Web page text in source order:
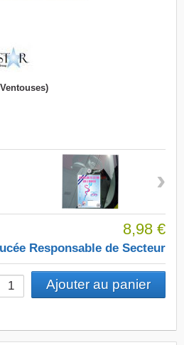
›
8,98 €
Responsable de Secteur